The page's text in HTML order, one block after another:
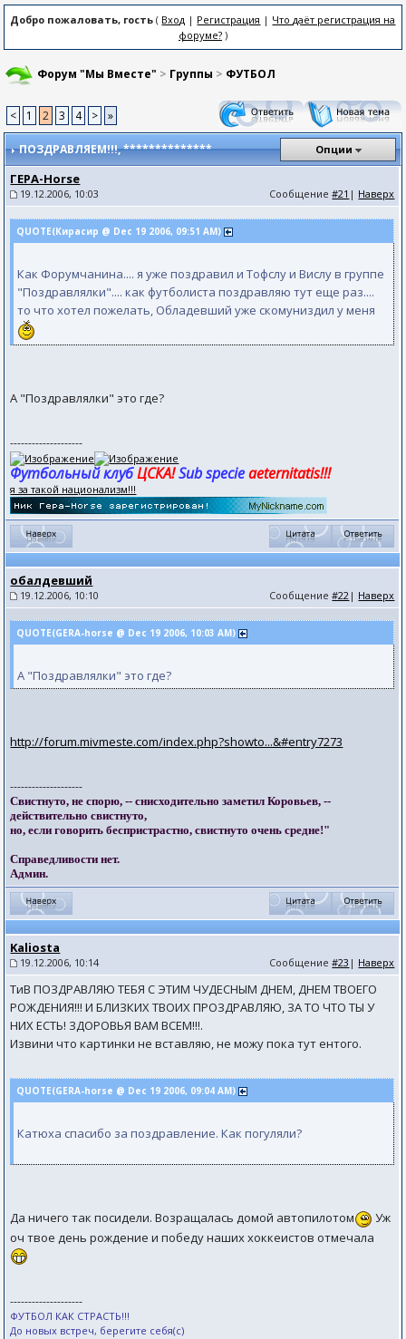
Добро пожаловать, гость ( Вход | Регистрация | Что даёт регистрация на
форуме?)
Форум "Мы Вместе" > Группы > ФУТБОЛ
< 1 2 3 4 > »
ПОЗДРАВЛЯЕМ!!!, ************** Опции
ГЕРА-Horse
19.12.2006, 10:03 Сообщение#21 | Наверх
QUOTE(Кирасир @ Dec 19 2006, 09:51 AM)
Как Форумчанина.... я уже поздравил и Тофслу и Вислу в группе
"Поздравлялки".... как футболиста поздравляю тут еще раз....
то что хотел пожелать, Обладевший уже скомуниздил у меня
А "Поздравлялки" это где?
--------------------
Футбольный клубЦСКА!Sub specieaeternitatis!!!
я за такой национализм!!!
обалдевший
19.12.2006, 10:10 Сообщение#22 | Наверх
QUOTE(GERA-horse @ Dec 19 2006, 10:03 AM)
А "Поздравлялки" это где?
http://forum.mivmeste.com/index.php?showto...&#entry7273
--------------------
Свистнуто, не спорю, -- снисходительно заметил Коровьев, --
действительно свистнуто,
но, если говорить беспристрастно, свистнуто очень средне!"
Справедливости нет.
Админ.
Kaliosta
19.12.2006, 10:14 Сообщение#23 | Наверх
ТиВ ПОЗДРАВЛЯЮ ТЕБЯ С ЭТИМ ЧУДЕСНЫМ ДНЕМ, ДНЕМ ТВОЕГО
РОЖДЕНИЯ!!! И БЛИЗКИХ ТВОИХ ПРОЗДРАВЛЯЮ, ЗА ТО ЧТО ТЫ У
НИХ ЕСТЬ! ЗДОРОВЬЯ ВАМ ВСЕМ!!!.
Извини что картинки не вставляю, не можу пока тут ентого.
QUOTE(GERA-horse @ Dec 19 2006, 09:04 AM)
Катюха спасибо за поздравление. Как погуляли?
Да ничего так посидели. Возращалась домой автопилотом
Уж
оч твое день рождение и победу наших хоккеистов отмечала
--------------------
ФУТБОЛ КАК СТРАСТЬ!!!
До новых встреч, берегите себя(с)